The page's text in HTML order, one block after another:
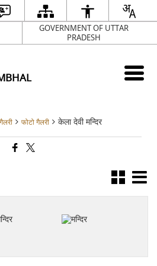
GOVERNMENT OF UTTAR
PRADESH
फोटो गैलरी केला देवी मन्दिर